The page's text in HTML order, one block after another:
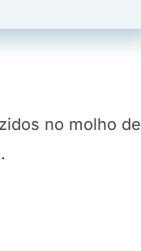
no molho de